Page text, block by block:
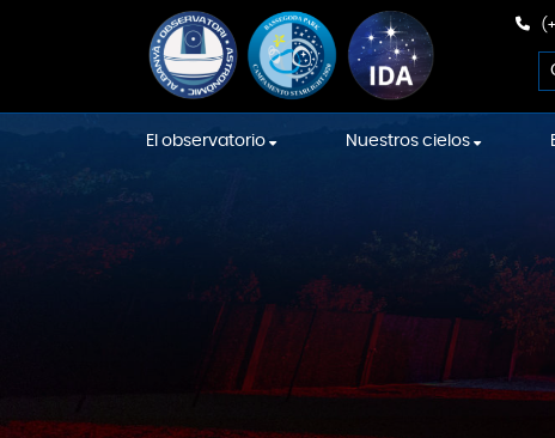
El observatorio
Equipamiento
La construcción
Sala de las Constelaciones
Nuestros cielos
Cielos de la
Sky Association
Cielos Starlight